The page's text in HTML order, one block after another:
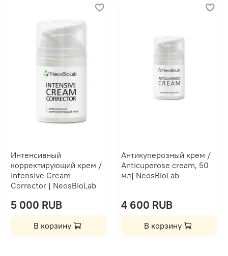
Интенсивный
корректирующий крем /
Intensive Cream
Corrector | NeosBioLab
5 000 RUB
В корзину
Антикуперозный крем /
Anticuperose cream, 50
мл| NeosBioLab
4 600 RUB
В корзину